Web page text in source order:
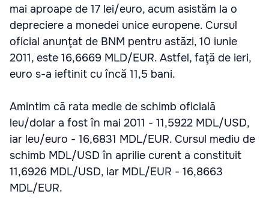
mai aproape de 17 lei/euro, acum asistăm la o
depreciere a monedei unice europene. Cursul
oficial anunţat de BNM pentru astăzi, 10 iunie
2011, este 16,6669 MLD/EUR. Astfel, faţă de ieri,
euro s-a ieftinit cu încă 11,5 bani.
Amintim că rata medie de schimb oficială
leu/dolar a fost în mai 2011 - 11,5922 MDL/USD,
iar leu/euro - 16,6831 MDL/EUR. Cursul mediu de
schimb MDL/USD în aprilie curent a constituit
11,6926 MDL/USD, iar MDL/EUR - 16,8663
MDL/EUR.